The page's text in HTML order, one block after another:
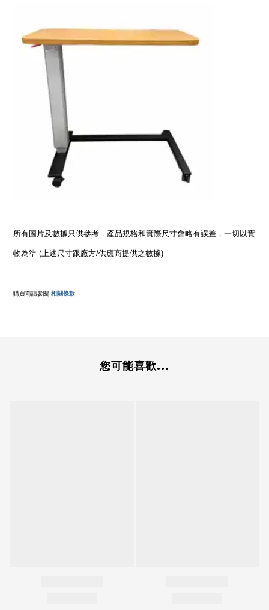
所有圖片及數據只供參考，產品規格和實際尺寸會略有誤差，一切以實
物為準 (上述尺寸跟廠方/供應商提供之數據)
購買前請參閱 相關條款
您可能喜歡...